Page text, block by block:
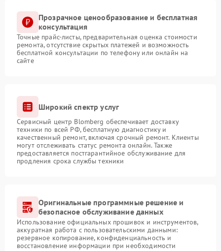
Прозрачное ценообразование и бесплатная
консультация
Точные прайс-листы, предварительная оценка стоимости
ремонта, отсутствие скрытых платежей и возможность
бесплатной консультации по телефону или онлайн на
сайте
Широкий спектр услуг
Сервисный центр Blomberg обеспечивает доставку
техники по всей РФ, бесплатную диагностику и
качественный ремонт, включая срочный ремонт. Клиенты
могут отслеживать статус ремонта онлайн. Также
предоставляется постгарантийное обслуживание для
продления срока службы техники
Оригинальные программные решение и
безопасное обслуживание данных
Использование официальных прошивок и инструментов,
аккуратная работа с пользовательскими данными:
резервное копирование, конфиденциальность и
восстановление информации при необходимости